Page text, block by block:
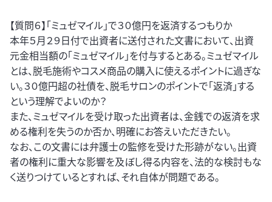
【質問６】「ミュゼマイル」で３０億円を返済するつもりか
本年５月２９日付で出資者に送付された文書において、出資
元金相当額の「ミュゼマイル」を付与するとある。ミュゼマイル
とは、脱毛施術やコスメ商品の購入に使えるポイントに過ぎな
い。３０億円超の社債を、脱毛サロンのポイントで「返済」する
という理解でよいのか？
また、ミュゼマイルを受け取った出資者は、金銭での返済を求
める権利を失うのか否か、明確にお答えいただきたい。
なお、この文書には弁護士の監修を受けた形跡がない。出資
者の権利に重大な影響を及ぼし得る内容を、法的な検討もな
く送りつけているとすれば、それ自体が問題である。